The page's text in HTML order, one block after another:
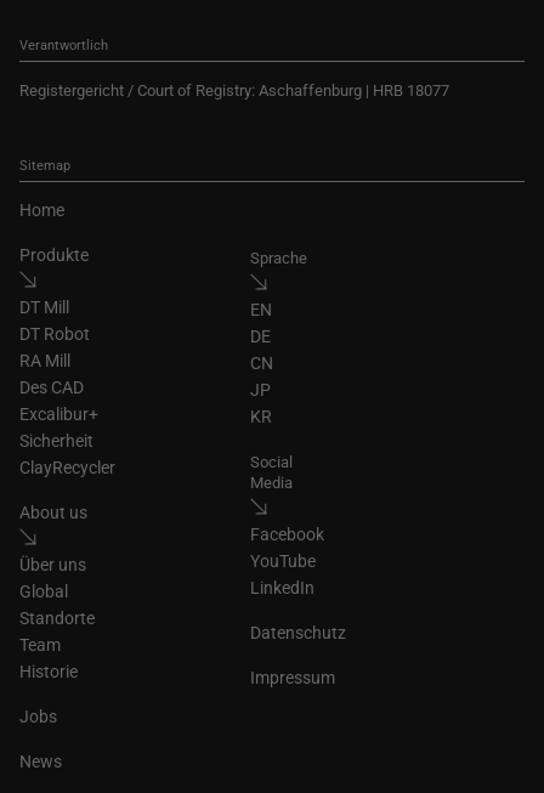
Verantwortlich
Registergericht / Court of Registry: Aschaffenburg | HRB 18077
Sitemap
Home
Produkte
DT Mill
DT Robot
RA Mill
Des CAD
Excalibur+
Sicherheit
ClayRecycler
About us
Über uns
Global
Standorte
Team
Historie
Jobs
News
Sprache
EN
DE
CN
JP
KR
Social
Media
Facebook
YouTube
LinkedIn
Datenschutz
Impressum